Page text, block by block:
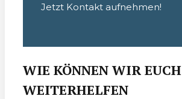
Jetzt Kontakt aufnehmen!
WIE KÖNNEN WIR EUCH
WEITERHELFEN